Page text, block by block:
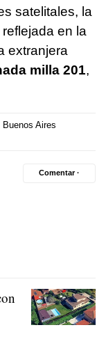
satelitales, la
en la
extranjera
milla 201,
Buenos Aires
Comentar ·